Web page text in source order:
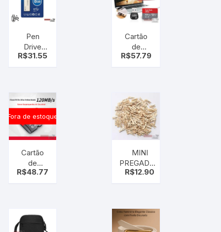
Pen
Drive
Bingo
R$31.55
Cartão
de
Memória
MicroSD
R$57.79
Fora de estoque
Cartão
de
Memória
MicroSD
Classe 10
R$48.77
MINI
PREGADOR
2,5CM C30
R$12.90